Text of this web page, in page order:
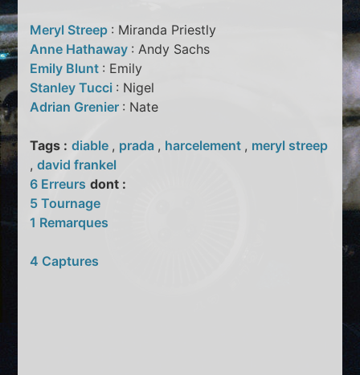
Meryl Streep : Miranda Priestly
Anne Hathaway : Andy Sachs
Emily Blunt : Emily
Stanley Tucci : Nigel
Adrian Grenier : Nate
Tags : diable , prada , harcelement , meryl streep
,david frankel
6 Erreurs dont :
5 Tournage
1 Remarques
4 Captures